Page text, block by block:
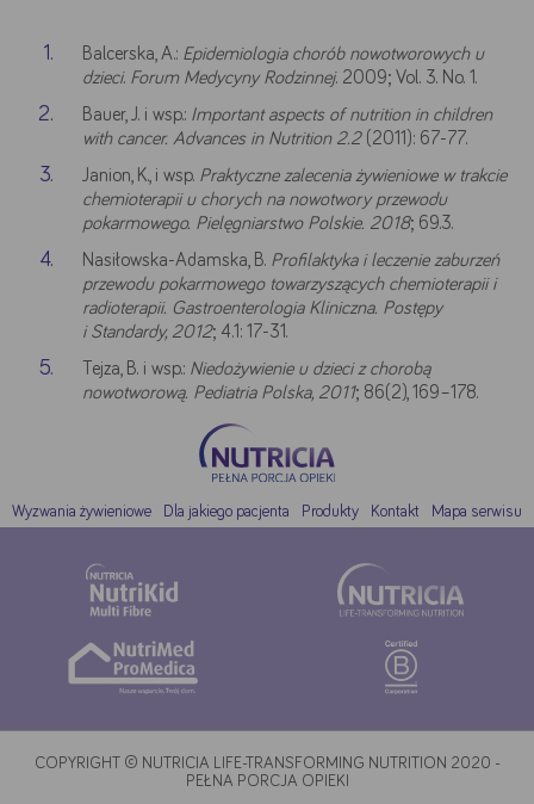
Balcerska, A.: Epidemiologia chorób nowotworowych u
dzieci. Forum Medycyny Rodzinnej. 2009; Vol. 3. No. 1.
Bauer, J. i wsp.:Important aspects of nutrition in children
with cancer. Advances in Nutrition 2.2(2011): 67-77.
Janion, K., i wsp. Praktyczne zalecenia żywieniowe w trakcie
chemioterapii u chorych na nowotwory przewodu
pokarmowego. Pielęgniarstwo Polskie. 2018; 69.3.
Nasiłowska-Adamska, B. Profilaktyka i leczenie zaburzeń
przewodu pokarmowego towarzyszących chemioterapii i
radioterapii. Gastroenterologia Kliniczna. Postępy
i Standardy, 2012; 4.1: 17-31.
Tejza, B. i wsp.: Niedożywienie u dzieci z chorobą
nowotworową. Pediatria Polska, 2011; 86(2), 169–178.
Wyzwania żywieniowe Dla jakiego pacjenta Produkty Kontakt Mapa serwisu
COPYRIGHT © NUTRICIA LIFE-TRANSFORMING NUTRITION 2020 -
PEŁNA PORCJA OPIEKI